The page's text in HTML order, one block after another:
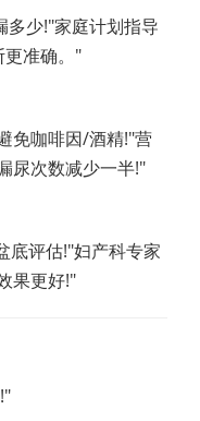
多少!"家庭计划指导
更准确。"
免咖啡因/酒精!"营
尿次数减少一半!"
底评估!"妇产科专家
果更好!"